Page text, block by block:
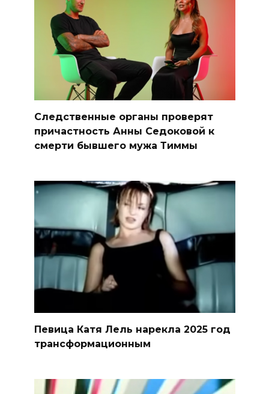
Следственные органы проверят
причастность Анны Седоковой к
смерти бывшего мужа Тиммы
Певица Катя Лель нарекла 2025 год
трансформационным